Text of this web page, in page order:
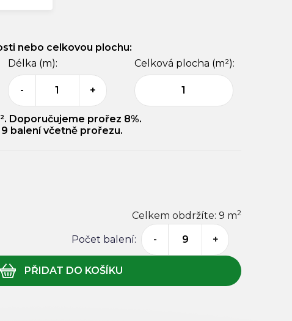
nebo celkovou plochu:
Délka (m):
- +
Celková plocha (m²):
1
Doporučujeme prořez 8%.
9 balení včetně prořezu.
Celkem obdržíte: 9 m2
Počet balení: - +